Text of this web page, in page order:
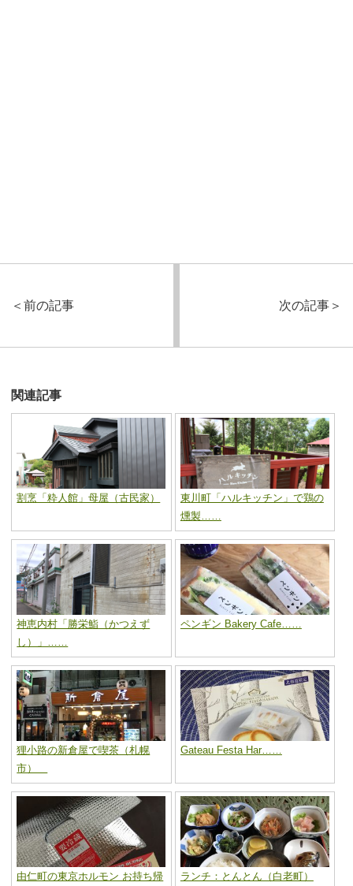
＜ 前の記事 次の記事 ＞
関連記事
割烹「粋人館」母屋（古民家）
東川町「ハルキッチン」で鶏の
燻製……
神恵内村「勝栄鮨（かつえず
し）」……
ペンギン Bakery Cafe……
狸小路の新倉屋で喫茶（札幌
市）
Gateau Festa Har……
由仁町の東京ホルモン お持ち帰 ランチ：とんとん（白老町）